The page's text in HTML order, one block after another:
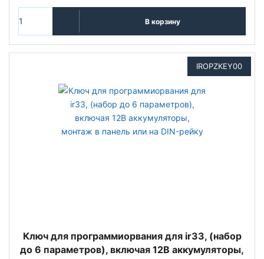
В корзину
IROPZKEY00
Ключ для программиорвания для ir33, (набор
до 6 параметров), включая 12В аккумуляторы,